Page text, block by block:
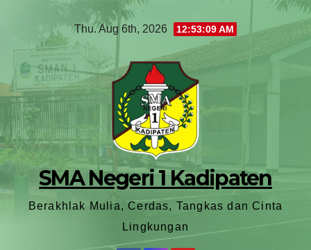
Thu. Aug 6th, 2026 12:53:11 AM
SMA Negeri 1 Kadipaten
Berakhlak Mulia, Cerdas, Tangkas dan Cinta
Lingkungan